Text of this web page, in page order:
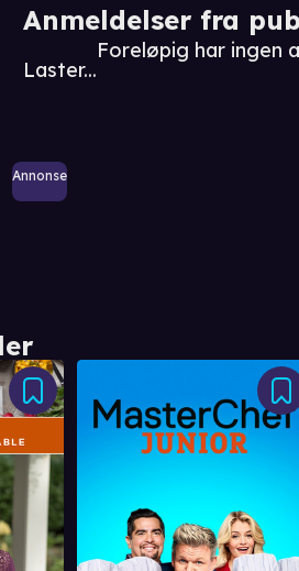
Anmeldelser fra
Laster...
Foreløpig har ingen
Annonse